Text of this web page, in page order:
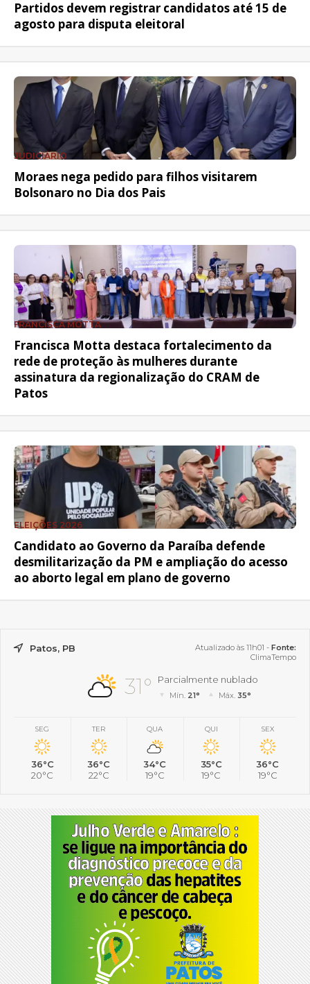
Partidos devem registrar candidatos até 15 de
agosto para disputa eleitoral
JUDICIÁRIO
Moraes nega pedido para filhos visitarem
Bolsonaro no Dia dos Pais
FRANCISCA MOTTA
Francisca Motta destaca fortalecimento da
rede de proteção às mulheres durante
assinatura da regionalização do CRAM de
Patos
ELEIÇÕES 2026
Candidato ao Governo da Paraíba defende
desmilitarização da PM e ampliação do acesso
ao aborto legal em plano de governo
Patos, PB Atualizado às 11h01 - Fonte:
ClimaTempo
31° Parcialmente nublado
Mín. 21° Máx. 35°
SEG
36°C
20°C
TER
36°C
22°C
QUA
34°C
19°C
QUI
35°C
19°C
SEX
36°C
19°C